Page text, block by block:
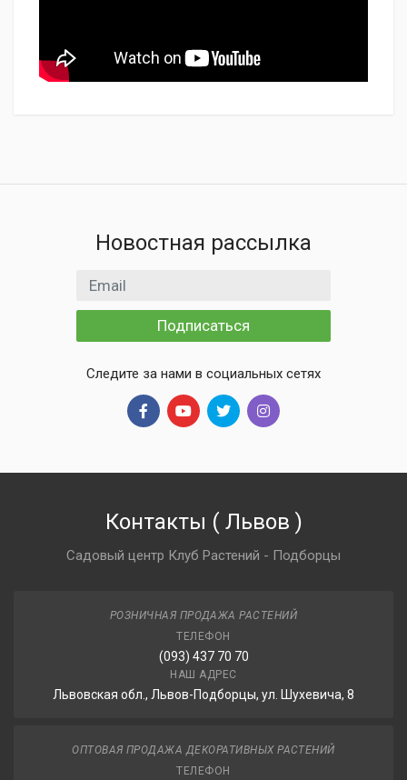
Новостная рассылка
Email адрес
Подписаться
Следите за нами в социальных сетях
Контакты ( Львов )
Садовый центр Клуб Растений - Подборцы
РОЗНИЧНАЯ ПРОДАЖА РАСТЕНИЙ
ТЕЛЕФОН
(093) 437 70 70
НАШ АДРЕС
Львовская обл., Львов-Подборцы, ул. Шухевича, 8
ОПТОВАЯ ПРОДАЖА ДЕКОРАТИВНЫХ РАСТЕНИЙ
ТЕЛЕФОН